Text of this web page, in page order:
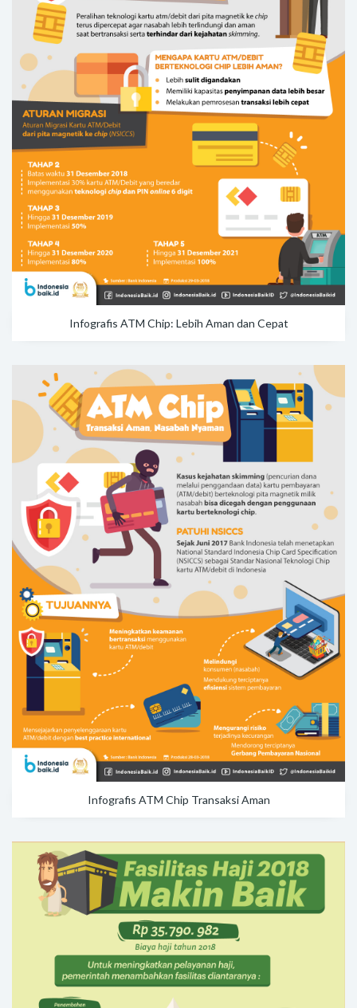
Infografis ATM Chip: Lebih Aman dan Cepat
Infografis ATM Chip Transaksi Aman